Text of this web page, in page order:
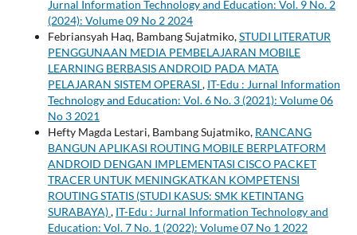
Jurnal Information Technology and Education: Vol. 9 No. 2
(2024): Volume 09 No 2 2024
Febriansyah Haq, Bambang Sujatmiko,STUDI LITERATUR
PENGGUNAAN MEDIA PEMBELAJARAN MOBILE
LEARNING BERBASIS ANDROID PADA MATA
PELAJARAN SISTEM OPERASI , IT-Edu : Jurnal Information
Technology and Education: Vol. 6 No. 3 (2021): Volume 06
No 3 2021
Hefty Magda Lestari, Bambang Sujatmiko, RANCANG
BANGUN APLIKASI ROUTING MOBILE BERPLATFORM
ANDROID DENGAN IMPLEMENTASI CISCO PACKET
TRACER UNTUK MENINGKATKAN KOMPETENSI
ROUTING STATIS (STUDI KASUS: SMK KETINTANG
SURABAYA), IT-Edu : Jurnal Information Technology and
Education: Vol. 7 No. 1 (2022): Volume 07 No 1 2022